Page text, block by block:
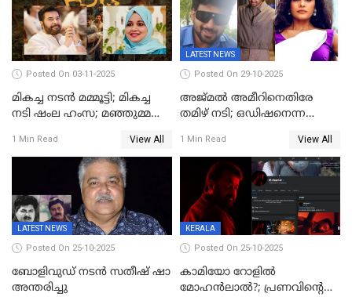
Posted On 03-11-2025
മികച്ച നടൻ മമ്മൂട്ടി; മികച്ച
നടി ഷംല ഹംസ; മഞ്ഞുമ്മൽ
1 Min Read View All
LATEST NEWS
Posted On 29-10-2025
അജ്മല്‍ അമീറിനെതിരേ
തമിഴ് നടി; ഒഡിഷനെന്ന
വിളിച്ചു, മോശം പെരുമാറ്റം
1 Min Read View All
LATEST NEWS
Posted On 25-10-2025
ബോളിവുഡ് നടൻ സതീഷ് ഷാ
അന്തരിച്ചു
KERALA
Posted On 25-10-2025
കാമിയോ റോളിൽ
മോഹൻലാൽ?; പ്രണവിന്റെ